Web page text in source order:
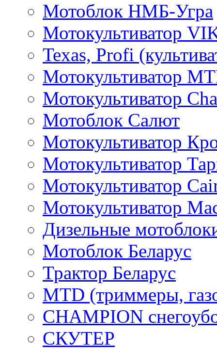
Мотоблок НМБ-Угра
Мотокультиватор
Texas, Profi
Мотокультиватор
Мотокультиватор
Мотоблок Салют
Мотокультиватор
Мотокультиватор
Мотокультиватор
Мотокультиватор
Дизельные
Мотоблок Беларус
Трактор Беларус
MTD (триммеры,
CHAMPION
СКУТЕР